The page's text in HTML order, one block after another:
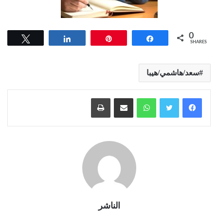
Share 0
SHARES
سعد/هاشمي/هيبا
واتساب مشاركة عبر البريد طباعة
الناشر